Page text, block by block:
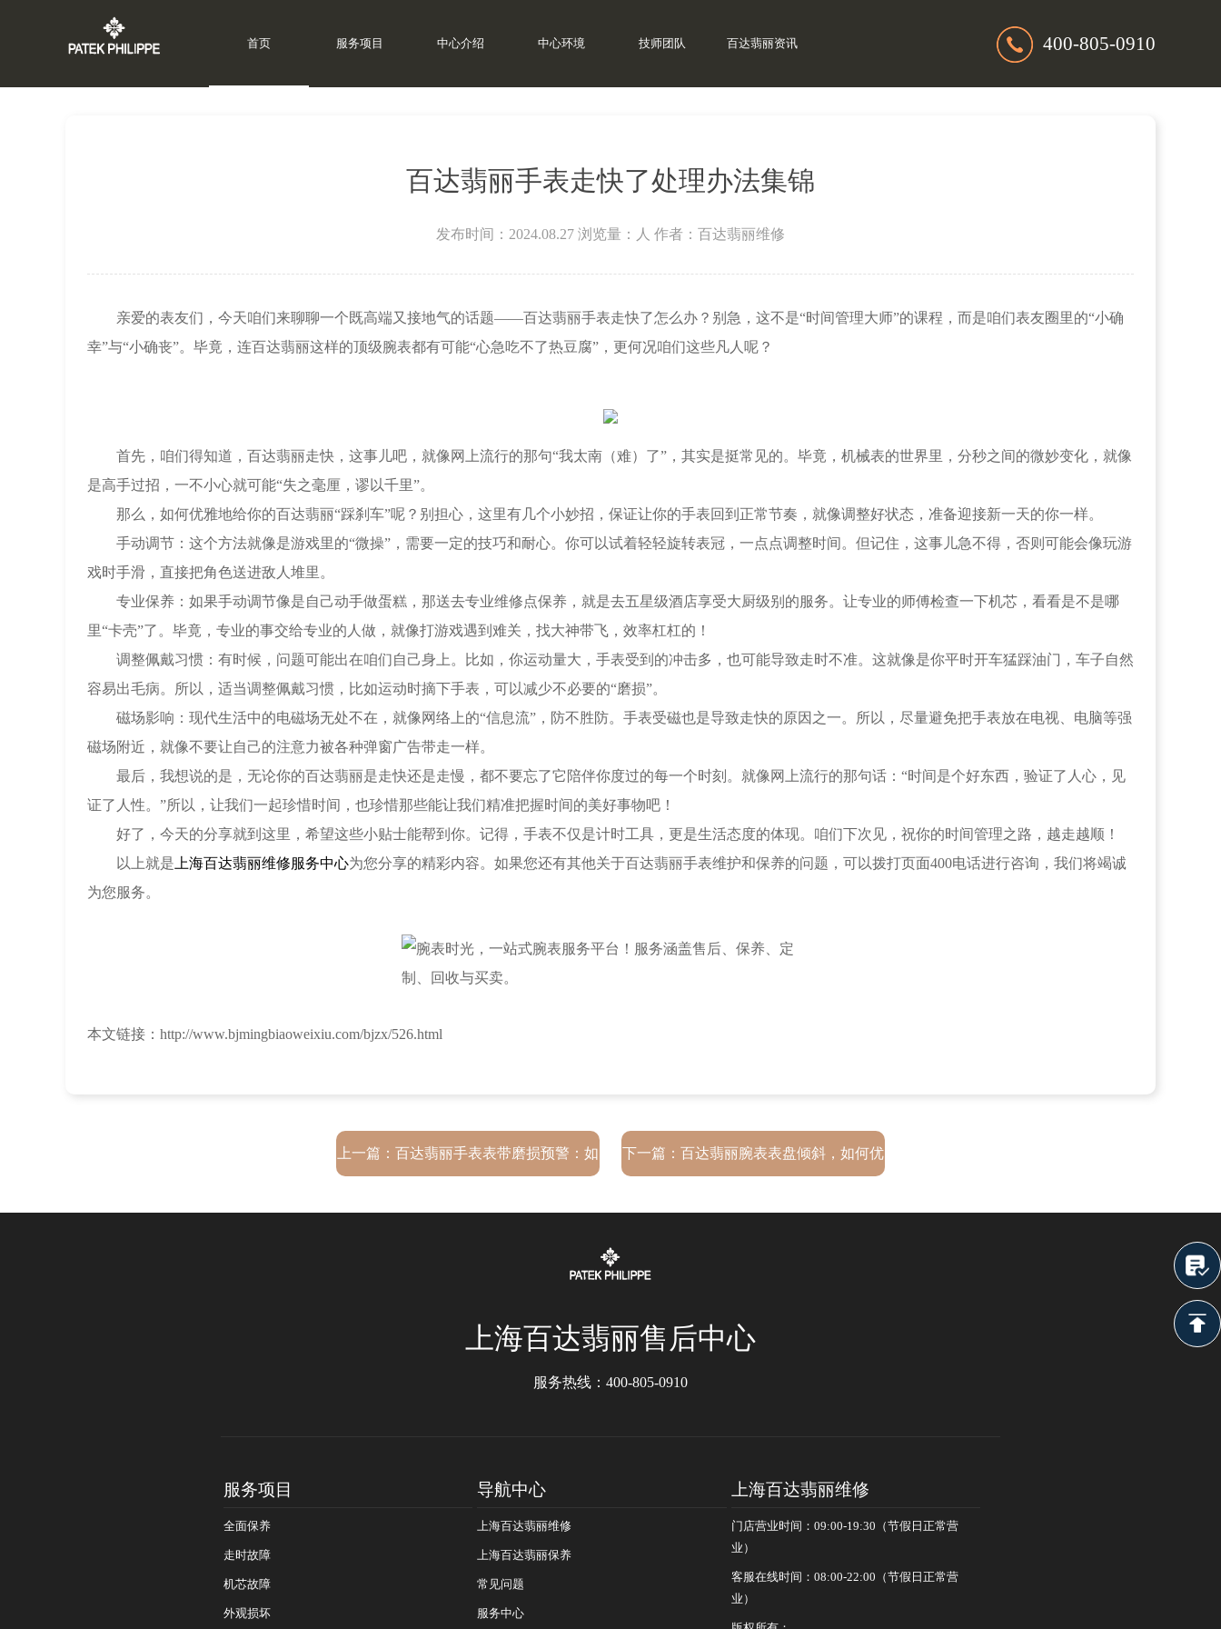
首页 服务项目 中心介绍 中心环境 技师团队 百达翡丽资讯 400-805-0910
百达翡丽手表走快了处理办法集锦
发布时间：2024.08.27 浏览量： 人 作者：百达翡丽维修
亲爱的表友们，今天咱们来聊聊一个既高端又接地气的话题——百达翡丽手表走快了怎么办？别急，这不是“时间管理大师”的课程，而是咱们表友圈里的“小确
幸”与“小确丧”。毕竟，连百达翡丽这样的顶级腕表都有可能“心急吃不了热豆腐”，更何况咱们这些凡人呢？
首先，咱们得知道，百达翡丽走快，这事儿吧，就像网上流行的那句“我太南（难）了”，其实是挺常见的。毕竟，机械表的世界里，分秒之间的微妙变化，就像
是高手过招，一不小心就可能“失之毫厘，谬以千里”。
那么，如何优雅地给你的百达翡丽“踩刹车”呢？别担心，这里有几个小妙招，保证让你的手表回到正常节奏，就像调整好状态，准备迎接新一天的你一样。
手动调节：这个方法就像是游戏里的“微操”，需要一定的技巧和耐心。你可以试着轻轻旋转表冠，一点点调整时间。但记住，这事儿急不得，否则可能会像玩游
戏时手滑，直接把角色送进敌人堆里。
专业保养：如果手动调节像是自己动手做蛋糕，那送去专业维修点保养，就是去五星级酒店享受大厨级别的服务。让专业的师傅检查一下机芯，看看是不是哪
里“卡壳”了。毕竟，专业的事交给专业的人做，就像打游戏遇到难关，找大神带飞，效率杠杠的！
调整佩戴习惯：有时候，问题可能出在咱们自己身上。比如，你运动量大，手表受到的冲击多，也可能导致走时不准。这就像是你平时开车猛踩油门，车子自然
容易出毛病。所以，适当调整佩戴习惯，比如运动时摘下手表，可以减少不必要的“磨损”。
磁场影响：现代生活中的电磁场无处不在，就像网络上的“信息流”，防不胜防。手表受磁也是导致走快的原因之一。所以，尽量避免把手表放在电视、电脑等强
磁场附近，就像不要让自己的注意力被各种弹窗广告带走一样。
最后，我想说的是，无论你的百达翡丽是走快还是走慢，都不要忘了它陪伴你度过的每一个时刻。就像网上流行的那句话：“时间是个好东西，验证了人心，见
证了人性。”所以，让我们一起珍惜时间，也珍惜那些能让我们精准把握时间的美好事物吧！
好了，今天的分享就到这里，希望这些小贴士能帮到你。记得，手表不仅是计时工具，更是生活态度的体现。咱们下次见，祝你的时间管理之路，越走越顺！
以上就是 上海百达翡丽维修服务中心为您分享的精彩内容。如果您还有其他关于百达翡丽手表维护和保养的问题，可以拨打页面400电话进行咨询，我们将竭诚
为您服务。
本文链接：http://www.bjmingbiaoweixiu.com/bjzx/526.html
上一篇： 百达翡丽手表表带磨损预警：如 下一篇：百达翡丽腕表表盘倾斜，如何优
上海百达翡丽售后中心
服务热线： 400-805-0910
服务项目
全面保养
走时故障
机芯故障
外观损坏
导航中心
上海百达翡丽维修
上海百达翡丽保养
常见问题
服务中心
上海百达翡丽维修
门店营业时间：09:00-19:30（节假日正常营
业）
客服在线时间：08:00-22:00（节假日正常营
业）